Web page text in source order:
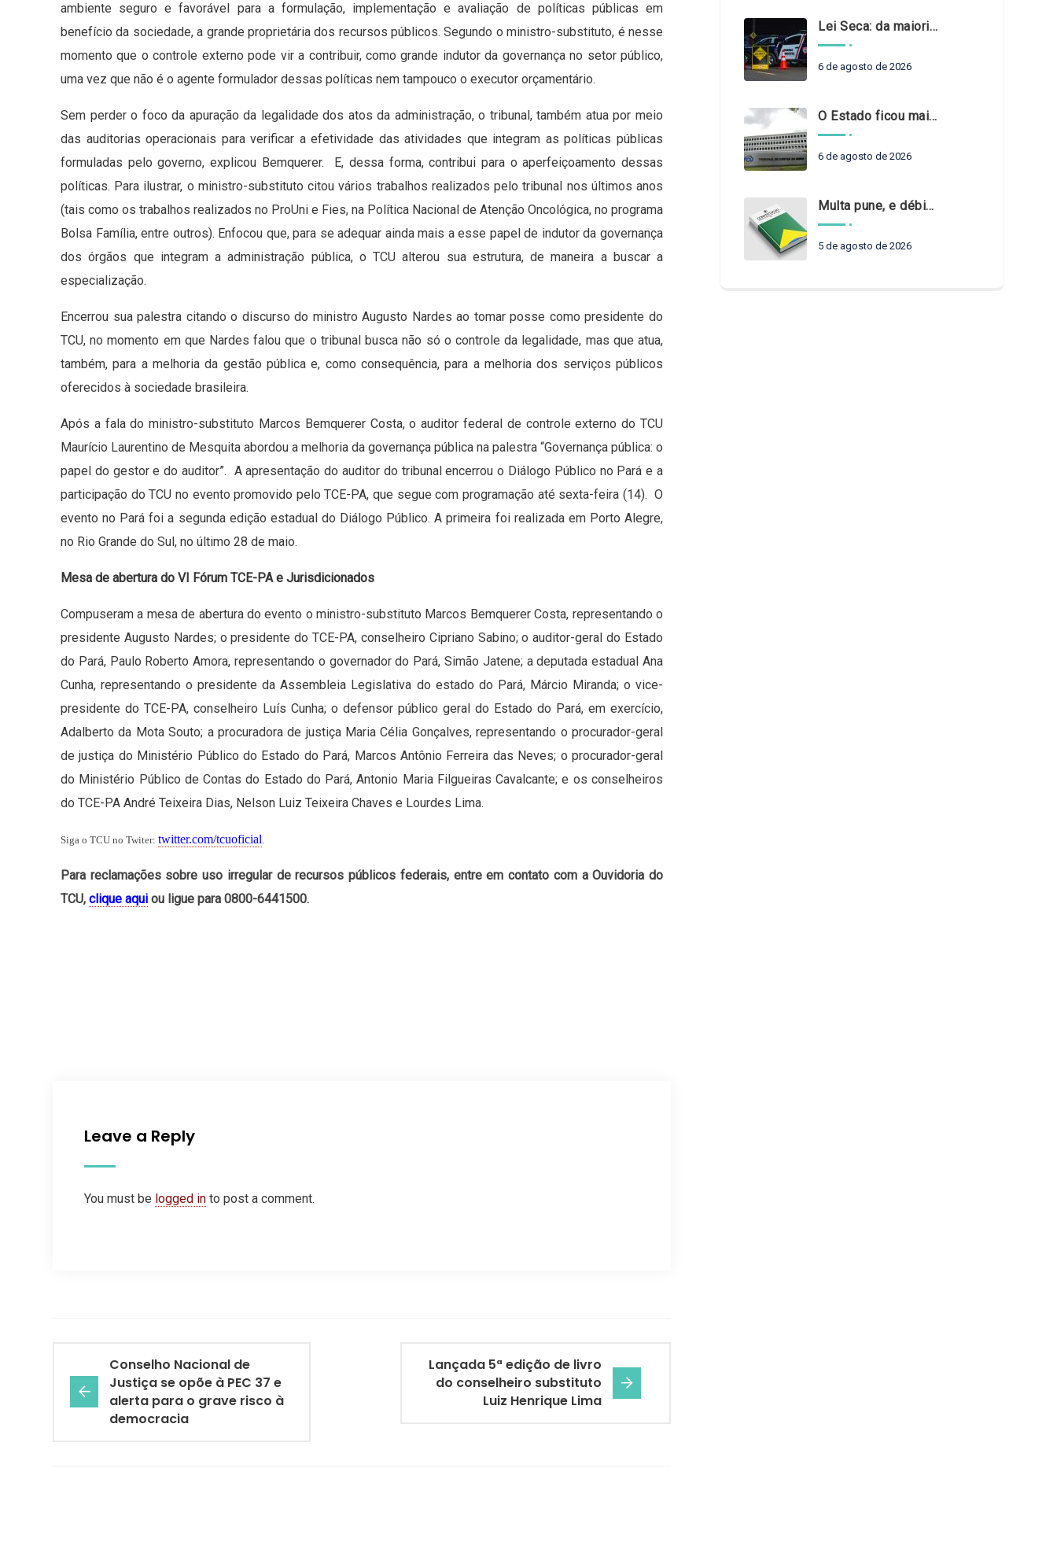
ambiente seguro e favorável para a formulação, implementação e avaliação de políticas públicas em
benefício da sociedade, a grande proprietária dos recursos públicos. Segundo o ministro-substituto, é nesse
momento que o controle externo pode vir a contribuir, como grande indutor da governança no setor público,
uma vez que não é o agente formulador dessas políticas nem tampouco o executor orçamentário.
Sem perder o foco da apuração da legalidade dos atos da administração, o tribunal, também atua por meio
das auditorias operacionais para verificar a efetividade das atividades que integram as políticas públicas
formuladas pelo governo, explicou Bemquerer. E, dessa forma, contribui para o aperfeiçoamento dessas
políticas. Para ilustrar, o ministro-substituto citou vários trabalhos realizados pelo tribunal nos últimos anos
(tais como os trabalhos realizados no ProUni e Fies, na Política Nacional de Atenção Oncológica, no programa
Bolsa Família, entre outros). Enfocou que, para se adequar ainda mais a esse papel de indutor da governança
dos órgãos que integram a administração pública, o TCU alterou sua estrutura, de maneira a buscar a
especialização.
Encerrou sua palestra citando o discurso do ministro Augusto Nardes ao tomar posse como presidente do
TCU, no momento em que Nardes falou que o tribunal busca não só o controle da legalidade, mas que atua,
também, para a melhoria da gestão pública e, como consequência, para a melhoria dos serviços públicos
oferecidos à sociedade brasileira.
Após a fala do ministro-substituto Marcos Bemquerer Costa, o auditor federal de controle externo do TCU
Maurício Laurentino de Mesquita abordou a melhoria da governança pública na palestra “Governança pública: o
papel do gestor e do auditor”. A apresentação do auditor do tribunal encerrou o Diálogo Público no Pará e a
participação do TCU no evento promovido pelo TCE-PA, que segue com programação até sexta-feira (14). O
evento no Pará foi a segunda edição estadual do Diálogo Público. A primeira foi realizada em Porto Alegre,
no Rio Grande do Sul, no último 28 de maio.
Mesa de abertura do VI Fórum TCE-PA e Jurisdicionados
Compuseram a mesa de abertura do evento o ministro-substituto Marcos Bemquerer Costa, representando o
presidente Augusto Nardes; o presidente do TCE-PA, conselheiro Cipriano Sabino; o auditor-geral do Estado
do Pará, Paulo Roberto Amora, representando o governador do Pará, Simão Jatene; a deputada estadual Ana
Cunha, representando o presidente da Assembleia Legislativa do estado do Pará, Márcio Miranda; o vice-
presidente do TCE-PA, conselheiro Luís Cunha; o defensor público geral do Estado do Pará, em exercício,
Adalberto da Mota Souto; a procuradora de justiça Maria Célia Gonçalves, representando o procurador-geral
de justiça do Ministério Público do Estado do Pará, Marcos Antônio Ferreira das Neves; o procurador-geral
do Ministério Público de Contas do Estado do Pará, Antonio Maria Filgueiras Cavalcante; e os conselheiros
do TCE-PA André Teixeira Dias, Nelson Luiz Teixeira Chaves e Lourdes Lima.
Siga o TCU no Twiter: twitter.com/tcuoficial.
Para reclamações sobre uso irregular de recursos públicos federais, entre em contato com a Ouvidoria do
TCU, clique aqui ou ligue para 0800-6441500.
Leave a Reply
You must be logged in to post a comment.
Conselho Nacional de
Justiça se opõe à PEC 37 e
alerta para o grave risco à
democracia
Lançada 5ª edição de livro
do conselheiro substituto
Luiz Henrique Lima
Lei Seca: da maioridade à maturidade
6 de agosto de 2026
O Estado ficou mais complexo. O controle precisa acompanhar
6 de agosto de 2026
Multa pune, e débito recompõe. § 3º do art. 71 da Constituição: um problema de legística formal
5 de agosto de 2026